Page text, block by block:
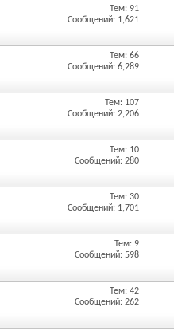
Тем: 91
Сообщений: 1,621
Тем: 66
Сообщений: 6,289
Тем: 107
Сообщений: 2,206
Тем: 10
Сообщений: 280
Тем: 30
Сообщений: 1,701
Тем: 9
Сообщений: 598
Тем: 42
Сообщений: 262